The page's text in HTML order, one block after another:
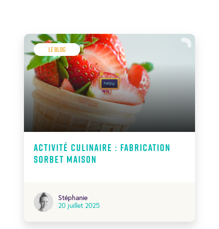
Le Blog
Activité culinaire : fabrication
sorbet maison
Stéphanie
20 juillet 2025